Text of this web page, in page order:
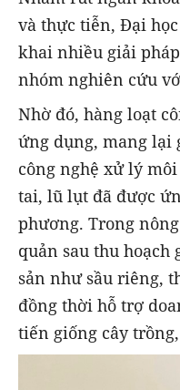
và thực tiễn, Đại
khai nhiều giải
nhóm nghiên cứu
Nhờ đó, hàng loạt
ứng dụng, mang lại
công nghệ xử lý
tai, lũ lụt đã được
phương. Trong
quản sau thu
sản như sầu riêng,
đồng thời hỗ trợ
tiến giống cây